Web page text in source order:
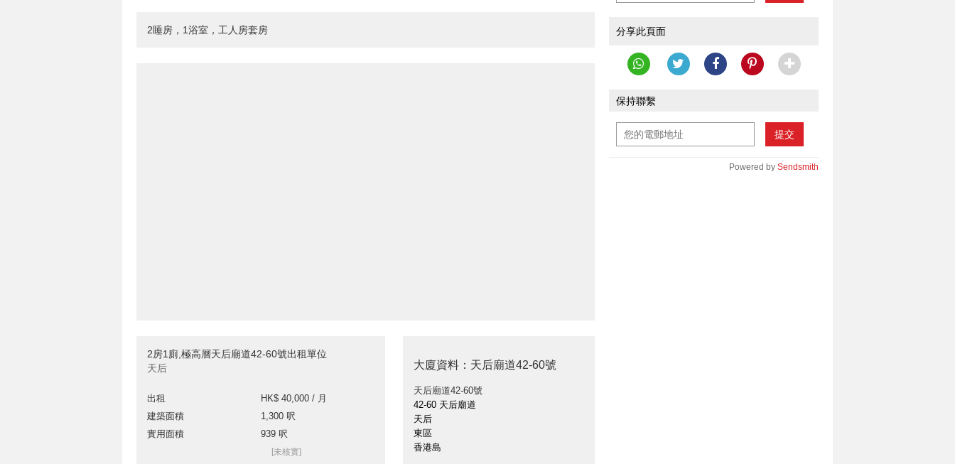
2睡房，1浴室，工人房套房
2房1廁,極高層天后廟道42-60號出租單位
天后
出租
HK$ 40,000 / 月
建築面積
1,300 呎
實用面積
939 呎
[未核實]
大廈資料：天后廟道42-60號
天后廟道42-60號
42-60 天后廟道
天后
東區
香港島
分享此頁面
保持聯繫
提交
Powered by Sendsmith